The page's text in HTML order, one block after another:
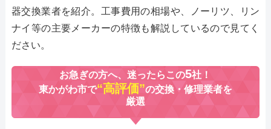
器交換業者を紹介。工事費用の相場や、ノーリツ、リン
ナイ等の主要メーカーの特徴も解説しているので見てく
ださい。
お急ぎの方へ、迷ったらこの5社！
東かがわ市で“高評価”の交換・修理業者を
厳選